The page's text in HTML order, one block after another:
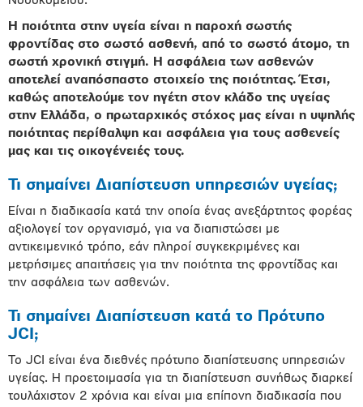
H ποιότητα στην υγεία είναι η παροχή σωστής
φροντίδας στο σωστό ασθενή, από το σωστό άτομο, τη
σωστή χρονική στιγμή. Η ασφάλεια των ασθενών
αποτελεί αναπόσπαστο στοιχείο της ποιότητας. Έτσι,
καθώς αποτελούμε τον ηγέτη στον κλάδο της υγείας
στην Ελλάδα, ο πρωταρχικός στόχος μας είναι η υψηλής
ποιότητας περίθαλψη και ασφάλεια για τους ασθενείς
μας και τις οικογένειές τους.
Τι σημαίνει Διαπίστευση υπηρεσιών υγείας;
Eίναι η διαδικασία κατά την οποία ένας ανεξάρτητος φορέας
αξιολογεί τον οργανισμό, για να διαπιστώσει με
αντικειμενικό τρόπο, εάν πληροί συγκεκριμένες και
μετρήσιμες απαιτήσεις για την ποιότητα της φροντίδας και
την ασφάλεια των ασθενών.
Τι σημαίνει Διαπίστευση κατά το Πρότυπο
JCI;
To JCI είναι ένα διεθνές πρότυπο διαπίστευσης υπηρεσιών
υγείας. Η προετοιμασία για τη διαπίστευση συνήθως διαρκεί
τουλάχιστον 2 χρόνια και είναι μια επίπονη διαδικασία που